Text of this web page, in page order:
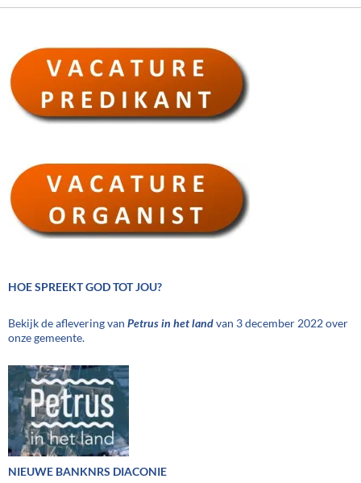
HOE SPREEKT GOD TOT JOU?
Bekijk de aflevering van Petrus in het landvan 3 december 2022 over
onze gemeente.
NIEUWE BANKNRS DIACONIE